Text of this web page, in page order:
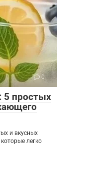
0
простых
и вкусных
легко